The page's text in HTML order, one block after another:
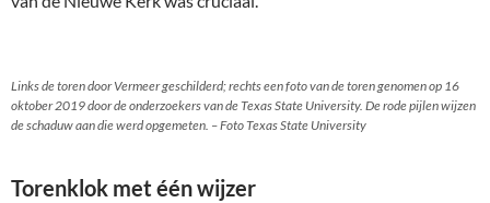
Links de toren door Vermeer geschilderd; rechts een foto van de toren genomen op 16
oktober 2019 door de onderzoekers van de Texas State University. De rode pijlen wijzen
de schaduw aan die werd opgemeten. – Foto Texas State University
Torenklok met één wijzer